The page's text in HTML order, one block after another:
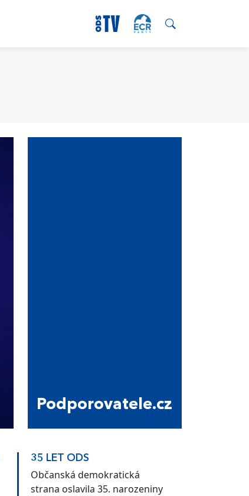
Podporovatele.cz
35 LET ODS
Občanská demokratická
strana oslavila 35. narozeniny